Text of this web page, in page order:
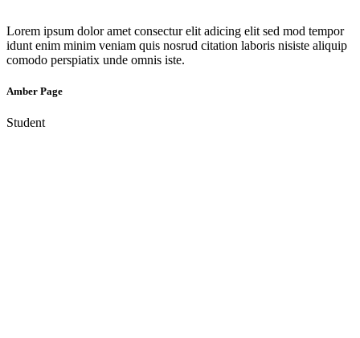
Lorem ipsum dolor amet consectur elit adicing elit sed mod tempor
idunt enim minim veniam quis nosrud citation laboris nisiste aliquip
comodo perspiatix unde omnis iste.
Amber Page
Student